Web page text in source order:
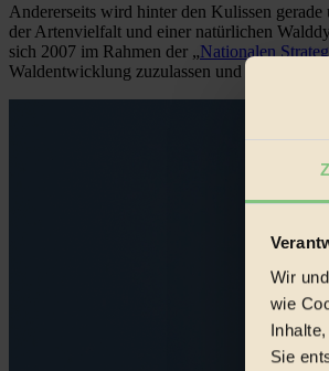
Wir und
wie
Sie
Andererseits wird hinter den Kulissen
der Artenvielfalt und einer natürlichen
sich 2007 im Rahmen der „Nationalen
Waldentwicklung zuzulassen und die Sägen